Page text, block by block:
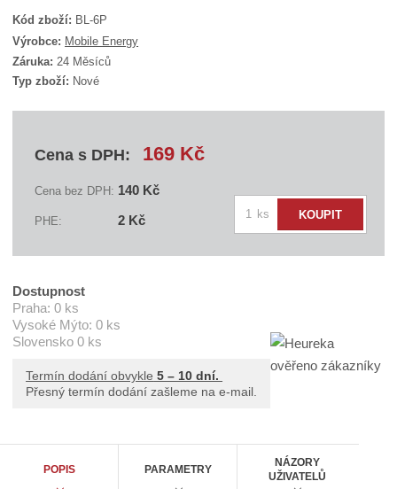
Kód zboží: BL-6P
K
ó
d
d
d
B
L
-
6
Výrobce: Mobile Energy
Záruka:24 Měsíců
Typ zboží: Nové
Cena s DPH: 169 Kč
Cena bez DPH: 140 Kč
PHE: 2 Kč ks KOUPIT
Dostupnost
Praha: 0 ks
Vysoké Mýto: 0 ks
Slovensko 0 ks
Termín dodání obvykle 5 – 10 dní.
Přesný termín dodání zašleme na e-mail.
POPIS PARAMETRY
NÁZORY
UŽIVATELŮ